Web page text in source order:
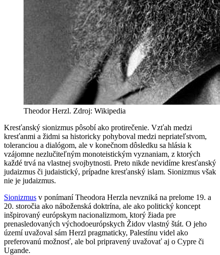
Theodor Herzl. Zdroj: Wikipedia
Kresťanský sionizmus pôsobí ako protirečenie. Vzťah medzi
kresťanmi a židmi sa historicky pohyboval medzi nepriateľstvom,
toleranciou a dialógom, ale v konečnom dôsledku sa hlásia k
vzájomne nezlučiteľným monoteistickým vyznaniam, z ktorých
každé trvá na vlastnej svojbytnosti. Preto nikde nevidíme kresťanský
judaizmus či judaistický, prípadne kresťanský islam. Sionizmus však
nie je judaizmus.
Sionizmus v ponímaní Theodora Herzla nevzniká na prelome 19. a
20. storočia ako náboženská doktrína, ale ako politický koncept
inšpirovaný európskym nacionalizmom, ktorý žiada pre
prenasledovaných východoeurópskych Židov vlastný štát. O jeho
území uvažoval sám Herzl pragmaticky, Palestínu videl ako
preferovanú možnosť, ale bol pripravený uvažovať aj o Cypre či
Ugande.